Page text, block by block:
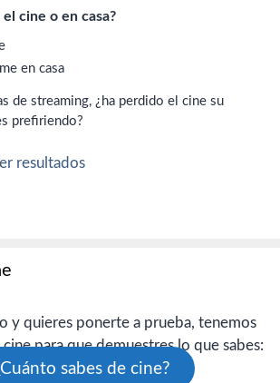
cine o en casa?
en casa
¿ha perdido el cine su
prefiriendo?
resultados
y quieres ponerte a prueba, tenemos
cine para que demuestres lo que sabes:
sabes de cine?